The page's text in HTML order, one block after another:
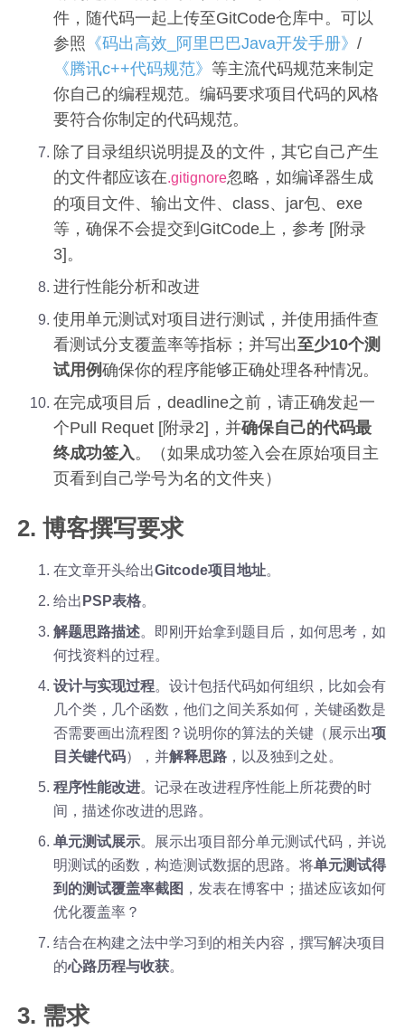
件，随代码一起上传至GitCode仓库中。可以
参照 《码出高效_阿里巴巴Java开发手册》/
《腾讯c++代码规范》等主流代码规范来制定
你自己的编程规范。编码要求项目代码的风格
要符合你制定的代码规范。
除了目录组织说明提及的文件，其它自己产生
的文件都应该在.gitignore忽略，如编译器生成
的项目文件、输出文件、class、jar包、exe
等，确保不会提交到GitCode上，参考 [附录
3]。
进行性能分析和改进
使用单元测试对项目进行测试，并使用插件查
看测试分支覆盖率等指标；并写出至少10个测
试用例确保你的程序能够正确处理各种情况。
在完成项目后，deadline之前，请正确发起一
个Pull Requet [附录2]，并确保自己的代码最
终成功签入 。（如果成功签入会在原始项目主
页看到自己学号为名的文件夹）
2. 博客撰写要求
在文章开头给出Gitcode项目地址。
给出 PSP表格。
解题思路描述。即刚开始拿到题目后，如何思考，如
何找资料的过程。
设计与实现过程。设计包括代码如何组织，比如会有
几个类，几个函数，他们之间关系如何，关键函数是
否需要画出流程图？说明你的算法的关键（展示出项
目关键代码），并解释思路 ，以及独到之处。
程序性能改进。记录在改进程序性能上所花费的时
间，描述你改进的思路。
单元测试展示。展示出项目部分单元测试代码，并说
明测试的函数，构造测试数据的思路。将单元测试得
到的测试覆盖率截图 ，发表在博客中；描述应该如何
优化覆盖率？
结合在构建之法中学习到的相关内容，撰写解决项目
的心路历程与收获。
3. 需求